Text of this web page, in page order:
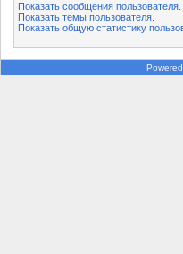
Показать сообщения пользователя.
Показать темы пользователя.
Показать общую статистику